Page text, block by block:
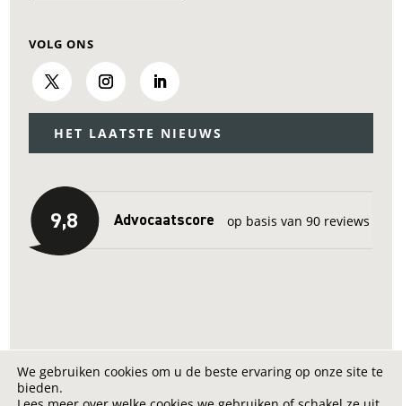
VOLG ONS
HET LAATSTE NIEUWS
"
We gebruiken cookies om u de beste ervaring op onze site te
bieden.